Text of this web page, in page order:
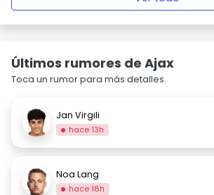
Últimos rumores de Ajax
Toca un rumor para más detalles.
Jan Virgili
hace 13h
Noa Lang
hace 18h